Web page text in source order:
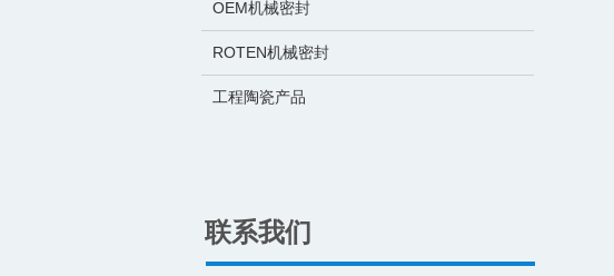
OEM机械密封
ROTEN机械密封
工程陶瓷产品
联系我们